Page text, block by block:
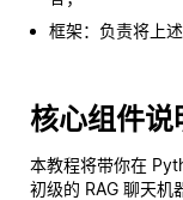
框架：负责将上
核心组件说
本教程将带你在
初级的 RAG 聊天机